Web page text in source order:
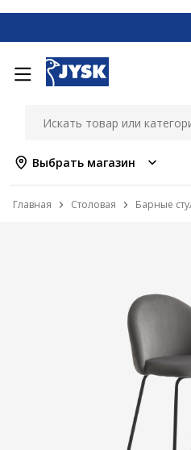
Выбрать магазин
Главная Столовая Барные